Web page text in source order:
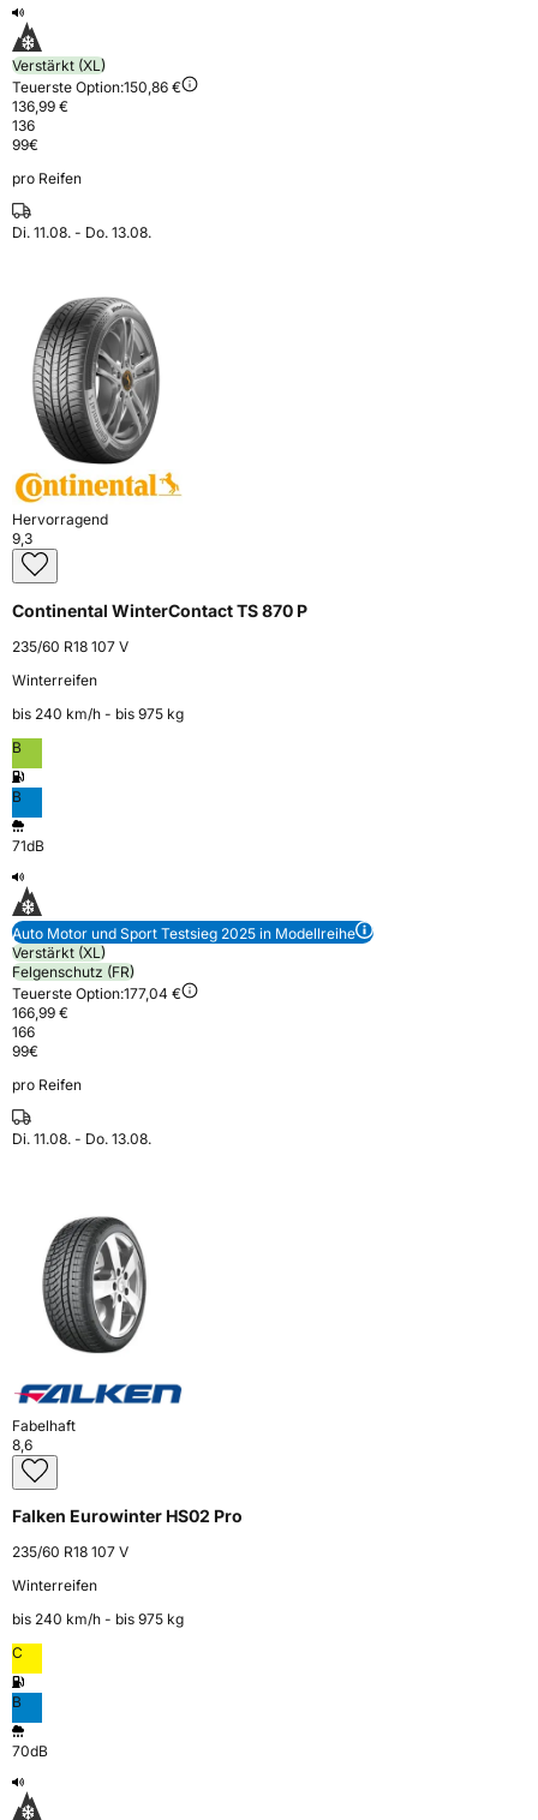
Verstärkt (XL)
Teuerste Option:150,86 €
136,99 €
136
99€
pro Reifen
Di. 11.08. - Do. 13.08.
Hervorragend
9,3
Continental WinterContact TS 870 P
235/60 R18 107 V
Winterreifen
bis 240 km⁠/⁠h - bis 975 kg
B
B
71dB
Auto Motor und Sport Testsieg 2025 in Modellreihe
Verstärkt (XL)
Felgenschutz (FR)
Teuerste Option:177,04 €
166,99 €
166
99€
pro Reifen
Di. 11.08. - Do. 13.08.
Fabelhaft
8,6
Falken Eurowinter HS02 Pro
235/60 R18 107 V
Winterreifen
bis 240 km⁠/⁠h - bis 975 kg
C
B
70dB